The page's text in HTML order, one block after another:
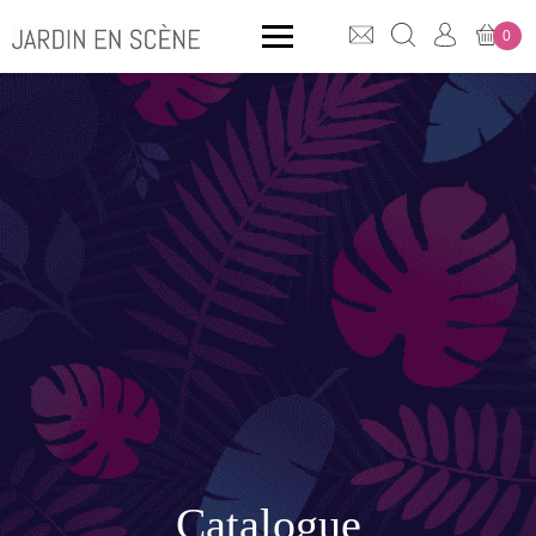
CLICK & COLLECT
MOBILIER OUTDOOR
Bancs
Rangements
ACCESSOIRES
0
QUE CHERCHEZ-VOUS ?
Catalogue